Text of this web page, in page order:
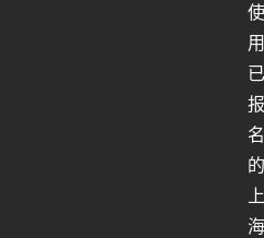
使
用
已
报
名
的
上
海